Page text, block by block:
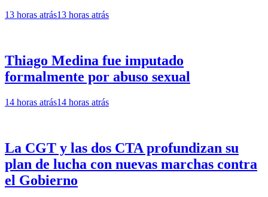
13 horas atrás13 horas atrás
Thiago Medina fue imputado
formalmente por abuso sexual
14 horas atrás14 horas atrás
La CGT y las dos CTA profundizan su
plan de lucha con nuevas marchas contra
el Gobierno